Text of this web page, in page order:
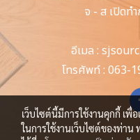
จ - ส เปิดท
อีเมล :
โทรศัพท์ : 063-
เว็บไซต์นี้มีการใช้งานคุกกี้ เ
ในการใช้งานเว็บไซต์ของท่า